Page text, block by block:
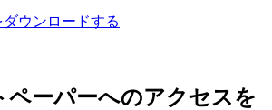
ウンロードする
ペーパーへのアクセスを